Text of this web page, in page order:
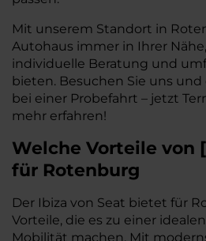
Mit unserem Standort in
Autohaus immer in Ihrer
individuelle Beratung und
bieten. Besuchen Sie uns und
bei einer Probefahrt – jetzt
mehr erfahren!
Welche Vorteile von [
für Rotenburg
Der Ibiza von Seat bietet für
Vorteile, die es zu einer
Mobilität machen. Mit